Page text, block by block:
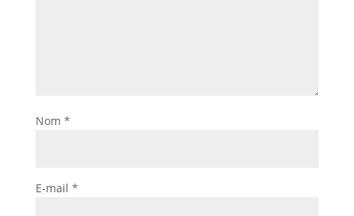
Nom *
E-mail *